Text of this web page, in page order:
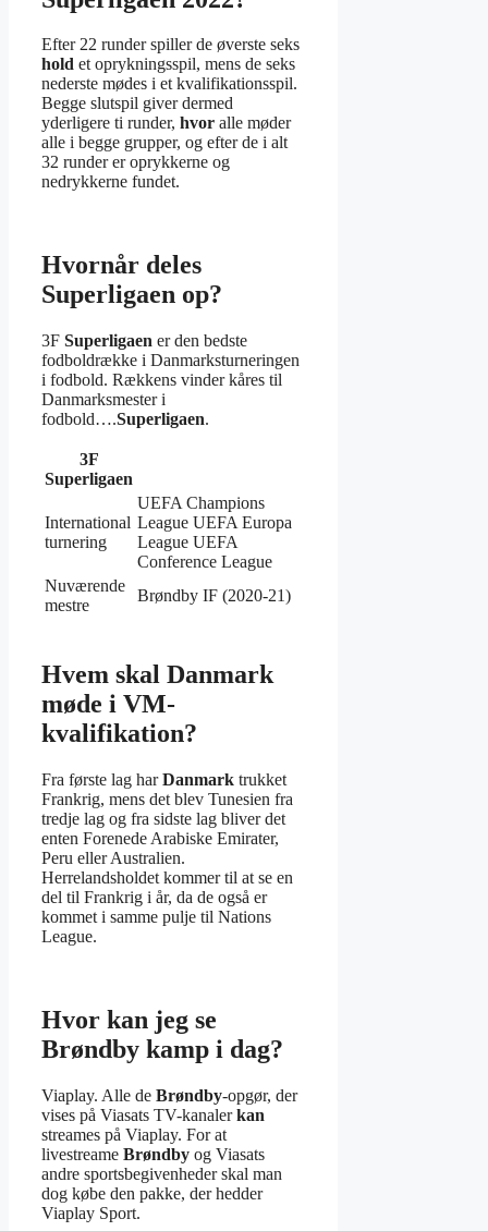
Efter 22 runder spiller de øverste seks
hold et oprykningsspil, mens de seks
nederste mødes i et kvalifikationsspil.
Begge slutspil giver dermed
yderligere ti runder, hvor alle møder
alle i begge grupper, og efter de i alt
32 runder er oprykkerne og
nedrykkerne fundet.
Hvornår deles
Superligaen op?
3F Superligaen er den bedste
fodboldrække i Danmarksturneringen
i fodbold. Rækkens vinder kåres til
Danmarksmester i
fodbold….Superligaen.
3F
Superligaen
International
turnering
UEFA Champions
League UEFA Europa
League UEFA
Conference League
Nuværende
mestre
Brøndby IF (2020-21)
Hvem skal Danmark
møde i VM-
kvalifikation?
Fra første lag harDanmark trukket
Frankrig, mens det blev Tunesien fra
tredje lag og fra sidste lag bliver det
enten Forenede Arabiske Emirater,
Peru eller Australien.
Herrelandsholdet kommer til at se en
del til Frankrig i år, da de også er
kommet i samme pulje til Nations
League.
Hvor kan jeg se
Brøndby kamp i dag?
Viaplay. Alle de Brøndby-opgør, der
vises på Viasats TV-kanalerkan
streames på Viaplay. For at
livestreame Brøndby og Viasats
andre sportsbegivenheder skal man
dog købe den pakke, der hedder
Viaplay Sport.